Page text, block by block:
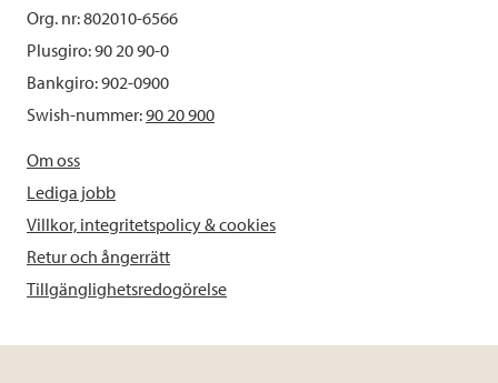
Org. nr: 802010-6566
Plusgiro: 90 20 90-0
Bankgiro: 902-0900
Swish-nummer:90 20 900
Om oss
Lediga jobb
Villkor, integritetspolicy & cookies
Retur och ångerrätt
Tillgänglighetsredogörelse